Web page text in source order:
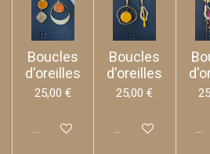
Boucles
d'oreilles
25,00 €
Ajouter au panier
Boucles
d'oreilles
25,00 €
Ajouter au panier